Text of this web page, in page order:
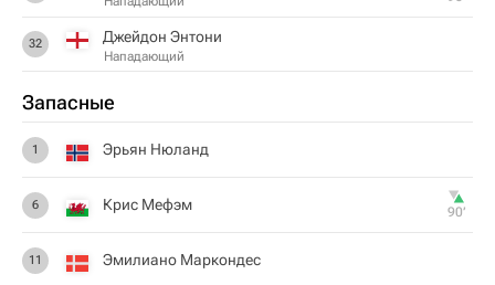
32 Джейдон Энтони
Нападающий
Запасные
1 Эрьян Нюланд
6 Крис Мефэм 90‎’‎
11 Эмилиано Маркондес